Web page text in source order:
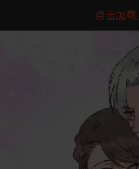
点击加